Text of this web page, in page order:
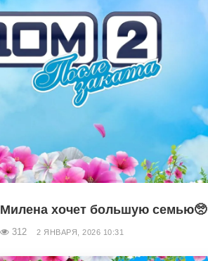
Милена хочет большую семью🥺
312 2 ЯНВАРЯ, 2026 10:31